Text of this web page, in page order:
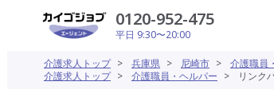
0120-952-475
平日 9:30〜20:00
介護求人トップ > 兵庫県 > 尼崎市 > 介護職員
介護求人トップ > 介護職員・ヘルパー > リンク